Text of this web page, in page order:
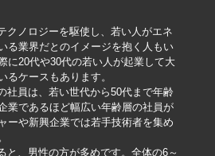
クノロジーを駆使し、若い人がエネ
る業界だとのイメージを抱く人もい
に20代や30代の若い人が起業して大
るケースもあります。
社員は、若い世代から50代まで年齢
業であるほど幅広い年齢層の社員が
ーや新興企業では若手技術者を集め
と、男性の方が多めです。全体の6～